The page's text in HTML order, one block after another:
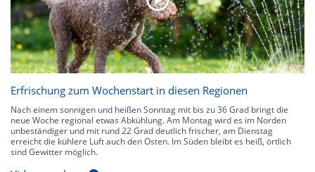
Erfrischung zum Wochenstart in diesen Regionen
Nach einem sonnigen und heißen Sonntag mit bis zu 36 Grad bringt die
neue Woche regional etwas Abkühlung. Am Montag wird es im Norden
unbeständiger und mit rund 22 Grad deutlich frischer, am Dienstag
erreicht die kühlere Luft auch den Osten. Im Süden bleibt es heiß, örtlich
sind Gewitter möglich.